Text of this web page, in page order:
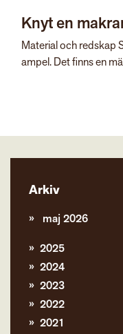
Knyt en
Material och redskap
ampel. Det finns en
Arkiv
maj 2026
2025
2024
2023
2022
2021